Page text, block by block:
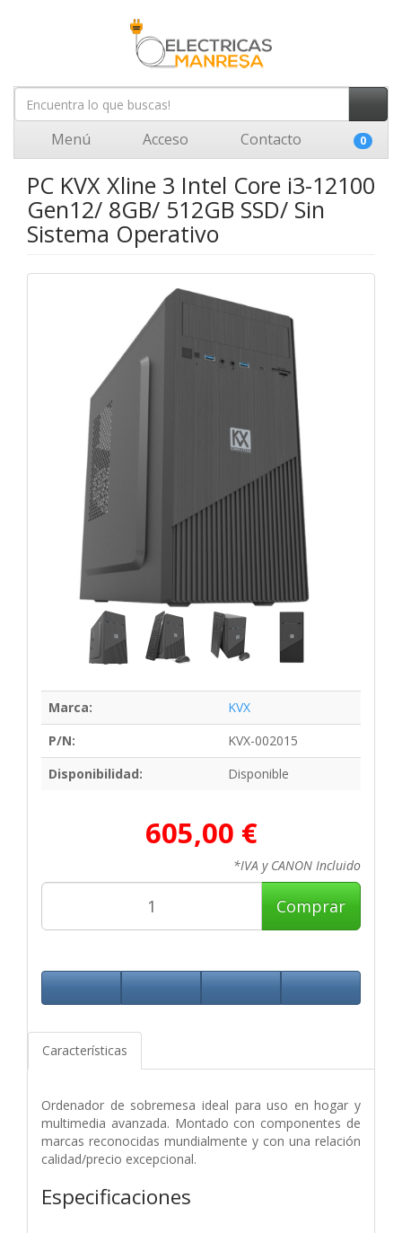
Menú Acceso Contacto 0
PC KVX Xline 3 Intel Core i3-12100
Gen12/ 8GB/ 512GB SSD/ Sin
Sistema Operativo
Marca:
KVX
P/N:
KVX-002015
Disponibilidad:
Disponible
605,00 €
*IVA y CANON Incluido
Comprar
Características
Ordenador de sobremesa ideal para uso en hogar y
multimedia avanzada. Montado con componentes de
marcas reconocidas mundialmente y con una relación
calidad/precio excepcional.
Especificaciones